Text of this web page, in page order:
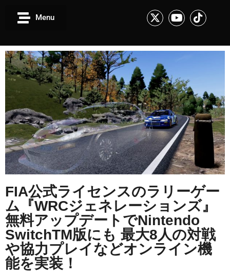
Menu
FIA公式ライセンスのラリーゲー
ム『WRCジェネレーションズ』
無料アップデートでNintendo
SwitchTM版にも 最大8人の対戦
や協力プレイなどオンライン機
能を実装！